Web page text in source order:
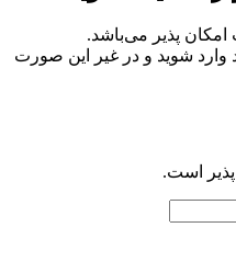
پذیر می‌باشد.
شوید و در غیر این صورت
پذیر است.